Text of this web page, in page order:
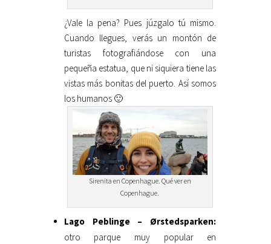
¿Vale la pena? Pues júzgalo tú mismo.
Cuando llegues, verás un montón de
turistas fotografiándose con una
pequeña estatua, que ni siquiera tiene las
vistas más bonitas del puerto. Así somos
los humanos 🙂
Sirenita en Copenhague. Qué ver en
Copenhague.
Lago Peblinge – Ørstedsparken:
otro parque muy popular en